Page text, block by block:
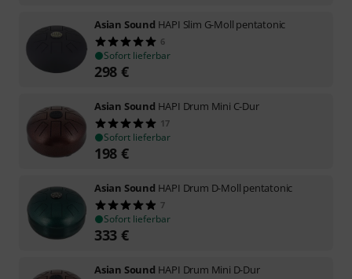
Asian Sound HAPI Slim G-Moll pentatonic
6
Sofort lieferbar
298 €
Asian Sound HAPI Drum Mini C-Dur
17
Sofort lieferbar
198 €
Asian Sound HAPI Drum D-Moll pentatonic
7
Sofort lieferbar
333 €
Asian Sound HAPI Drum Mini D-Dur